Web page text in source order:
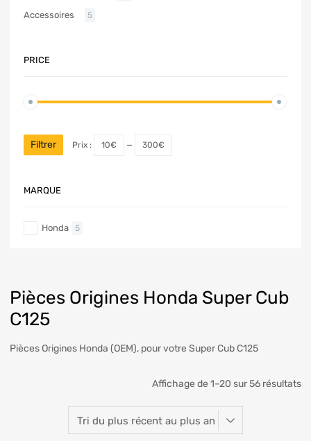
Pièces Origines Honda Super Cub
C125
Pièces Origines Honda (OEM), pour votre Super Cub C125
Affichage de 1–20 sur 56 résultats
Accessoires 5
PRICE
Filtrer Prix : 10€ — 300€
MARQUE
Honda 5